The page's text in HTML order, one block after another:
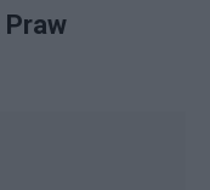
Praw